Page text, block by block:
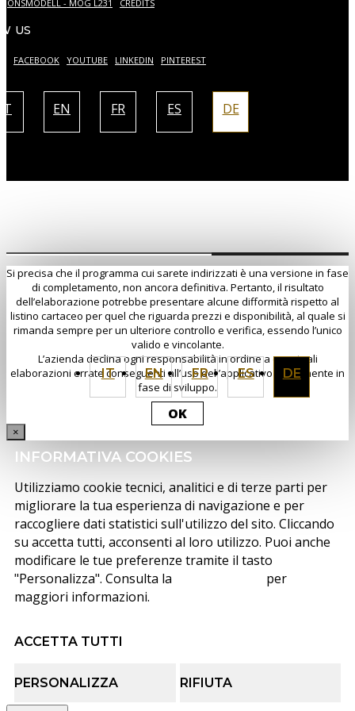
IT EN FR ES DE
- MOG L231 CREDITS
US
FACEBOOK YOUTUBE LINKEDIN PINTEREST
IT EN FR ES DE
Si precisa che il programma cui sarete indirizzati è una versione in fase
di completamento, non ancora definitiva. Pertanto, il risultato
dell’elaborazione potrebbe presentare alcune difformità rispetto al
listino cartaceo per quel che riguarda prezzi e disponibilità, al quale si
rimanda sempre per un ulteriore controllo e verifica, essendo l’unico
valido e vincolante.
L’azienda declina ogni responsabilità in ordine a eventuali
elaborazioni errate conseguenti all’uso dell’applicativo attualmente in
fase di sviluppo.
OK
×
INFORMATIVA COOKIES
Utilizziamo cookie tecnici, analitici e di terze parti per
migliorare la tua esperienza di navigazione e per
raccogliere dati statistici sull'utilizzo del sito. Cliccando
su accetta tutti, acconsenti al loro utilizzo. Puoi anche
modificare le tue preferenze tramite il tasto
"Personalizza". Consulta la
per
maggiori informazioni.
ACCETTA TUTTI
PERSONALIZZA RIFIUTA